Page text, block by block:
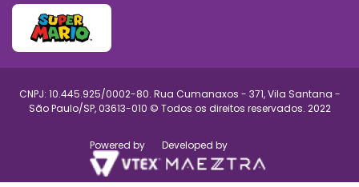
CNPJ: 10.445.925/0002-80. Rua Cumanaxos - 371, Vila Santana -
São Paulo/SP, 03613-010 © Todos os direitos reservados. 2022
Powered by Developed by